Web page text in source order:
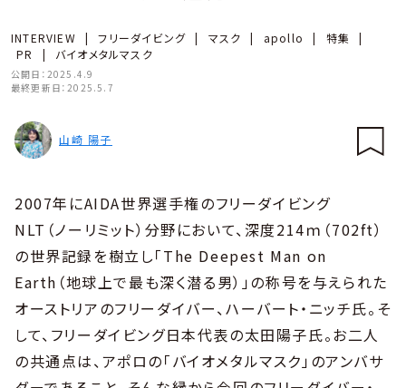
INTERVIEW | フリーダイビング | マスク | apollo | 特集
|
PR
| バイオメタルマスク
公開日： 2025.4.9
最終更新日： 2025.5.7
山崎 陽子
2007年にAIDA世界選手権のフリーダイビング
NLT（ノーリミット）分野において、深度214ｍ（702ft）
の世界記録を樹立し「The Deepest Man on
Earth（地球上で最も深く潜る男）」の称号を与えられた
オーストリアのフリーダイバー、ハーバート・ニッチ氏。そ
して、フリーダイビング日本代表の太田陽子氏。お二人
の共通点は、アポロの「バイオメタルマスク」のアンバサ